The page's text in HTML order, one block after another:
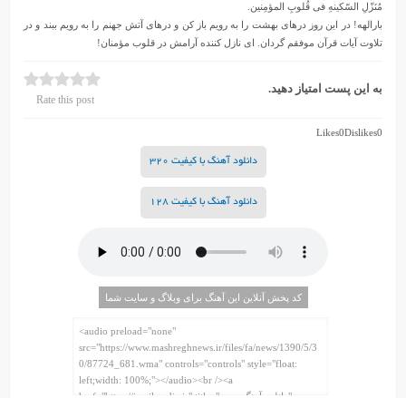
مُنَزّلِ السّکینهِ فی قُلوبِ المؤمِنین.
بارالهه! در این روز درهای بهشت را به رویم باز کن و درهای آتش جهنم را به رویم ببند و در
تلاوت آیات قرآن موفقم گردان. ای نازل کننده آرامش در قلوب مؤمنان!
به این پست امتیاز دهید.
Rate this post
Likes0Dislikes0
دانلود آهنگ با کیفیت 320
دانلود آهنگ با کیفیت 128
کد پخش آنلاین این آهنگ برای وبلاگ و سایت شما